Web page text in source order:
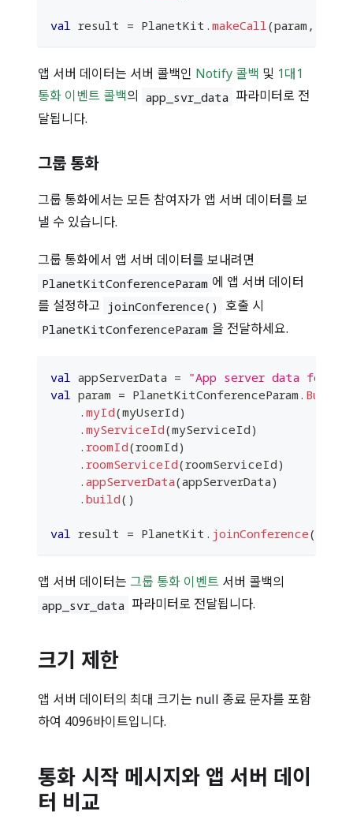
val result = PlanetKit . makeCall(param ,
앱 서버 데이터는 서버 콜백인 Notify 콜백 및 1대1
통화 이벤트 콜백의 app_svr_data 파라미터로 전
달됩니다.
그룹 통화
그룹 통화에서는 모든 참여자가 앱 서버 데이터를 보
낼 수 있습니다.
그룹 통화에서 앱 서버 데이터를 보내려면
PlanetKitConferenceParam 에 앱 서버 데이터
를 설정하고 joinConference() 호출 시
PlanetKitConferenceParam 을 전달하세요.
val appServerData = "App server data for a
val param = PlanetKitConferenceParam . Builder
. myId(myUserId)
. myServiceId(myServiceId)
. roomId(roomId)
. roomServiceId(roomServiceId)
. appServerData(appServerData)
. build( )
val result = PlanetKit . joinConference(
앱 서버 데이터는 그룹 통화 이벤트 서버 콜백의
app_svr_data 파라미터로 전달됩니다.
크기 제한
앱 서버 데이터의 최대 크기는 null 종료 문자를 포함
하여 4096바이트입니다.
통화 시작 메시지와 앱 서버 데이
터 비교